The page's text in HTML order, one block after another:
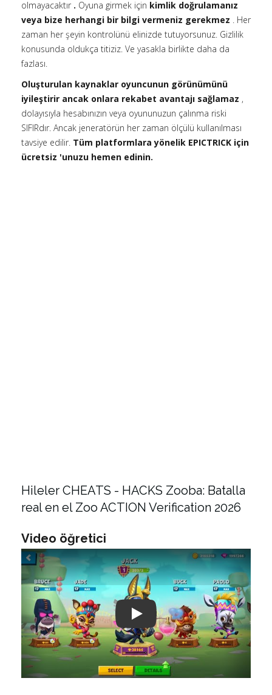
olmayacaktır . Oyuna girmek için kimlik doğrulamanız
veya bize herhangi bir bilgi vermeniz gerekmez . Her
zaman her şeyin kontrolünü elinizde tutuyorsunuz. Gizlilik
konusunda oldukça titiziz. Ve yasakla birlikte daha da
fazlası.
Oluşturulan kaynaklar oyuncunun görünümünü
iyileştirir ancak onlara rekabet avantajı sağlamaz ,
dolayısıyla hesabınızın veya oyununuzun çalınma riski
SIFIRdır. Ancak jeneratörün her zaman ölçülü kullanılması
tavsiye edilir. Tüm platformlara yönelik EPICTRICK için
ücretsiz 'unuzu hemen edinin.
Hileler CHEATS - HACKS Zooba: Batalla
real en el Zoo ACTION Verification 2026
Video öğretici
Play: Keynote (Google I/O '18)